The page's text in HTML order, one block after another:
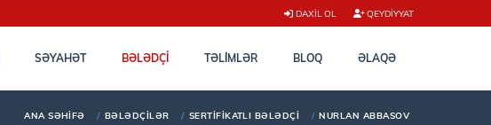
DAXIL OL QEYDIYYAT
SƏYAHƏT BƏLƏDÇI TƏLİMLƏR BLOQ ƏLAQƏ
ANA SƏHIFƏ BƏLƏDÇILƏR SERTIFIKATLI BƏLƏDÇI NURLAN ABBASOV